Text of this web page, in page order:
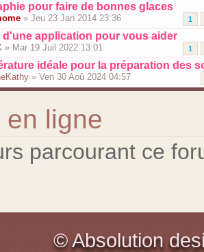
pour faire de bonnes glaces
1
» Jeu 23 Jan 2014 23:36
d'une application pour vous aider
1
» Mar 19 Juil 2022 13:01
idéale pour la préparation des
» Ven 30 Aoû 2024 04:57
en ligne
parcourant ce
© Absolution